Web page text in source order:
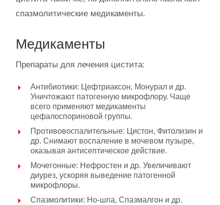
спазмолитические медикаменты.
Медикаменты
Препараты для лечения цистита:
Антибиотики: Цефтриаксон, Монурал и др.
Уничтожают патогенную микрофлору. Чаще
всего применяют медикаменты
цефалоспориновой группы.
Противовоспалительные: Цистон, Фитолизин и
др. Снимают воспаление в мочевом пузыре,
оказывая антисептическое действие.
Мочегонные: Нефростен и др. Увеличивают
диурез, ускоряя выведение патогенной
микрофлоры.
Спазмолитики: Но-шпа, Спазмалгон и др.